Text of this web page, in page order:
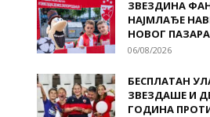
ЗВЕЗДИНА
НАЈМЛАЂЕ
НОВОГ ПАЗАРА
06/08/2026
БЕСПЛАТАН
ЗВЕЗДАШЕ И
ГОДИНА